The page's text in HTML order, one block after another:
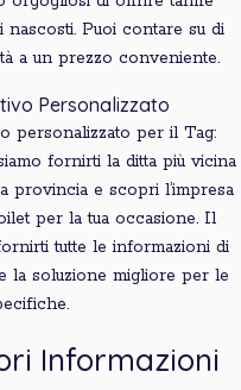
Puoi contare su di
a un prezzo conveniente.
Personalizzato
personalizzato per il Tag:
fornirti la ditta più vicina
provincia e scopri l’impresa
per la tua occasione. Il
tutte le informazioni di
la soluzione migliore per le
Informazioni